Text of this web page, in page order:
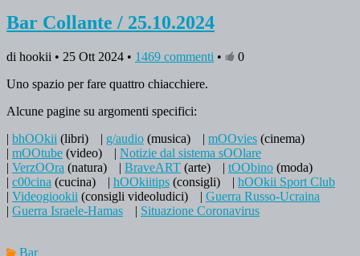
Bar Collante / 25.10.2024
di hookii • 25 Ott 2024 • 1469 commenti •
0
Uno spazio per fare quattro chiacchiere.
Alcune pagine su argomenti specifici:
| bhOOkii (libri) | g/audio (musica) | mOOvies (cinema)
| mOOtube (video) | Notizie dal sistema sOOlare
| VerzOOra (natura) | BraveART (arte) | tOObino (moda)
| c00cina (cucina) | hOOkiitips (consigli) | hOOkii Sport Club
| Videogiookii (consigli videoludici) | Guerra Russo-Ucraina
| Guerra Israele-Hamas | Situazione Coronavirus
Bar